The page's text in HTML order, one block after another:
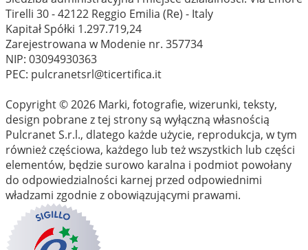
Tirelli 30 - 42122 Reggio Emilia (Re) - Italy
Kapitał Spółki 1.297.719,24
Zarejestrowana w Modenie nr. 357734
NIP: 03094930363
PEC: pulcranetsrl@ticertifica.it
Copyright © 2026 Marki, fotografie, wizerunki, teksty,
design pobrane z tej strony są wyłączną własnością
Pulcranet S.r.l., dlatego każde użycie, reprodukcja, w tym
również częściowa, każdego lub też wszystkich lub części
elementów, będzie surowo karalna i podmiot powołany
do odpowiedzialności karnej przed odpowiednimi
władzami zgodnie z obowiązującymi prawami.